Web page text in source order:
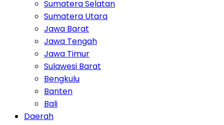
Sumatera Selatan
Sumatera Utara
Jawa Barat
Jawa Tengah
Jawa Timur
Sulawesi Barat
Bengkulu
Banten
Bali
Daerah